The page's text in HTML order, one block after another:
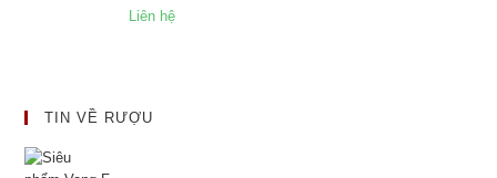
Liên hệ
TIN VỀ RƯỢU